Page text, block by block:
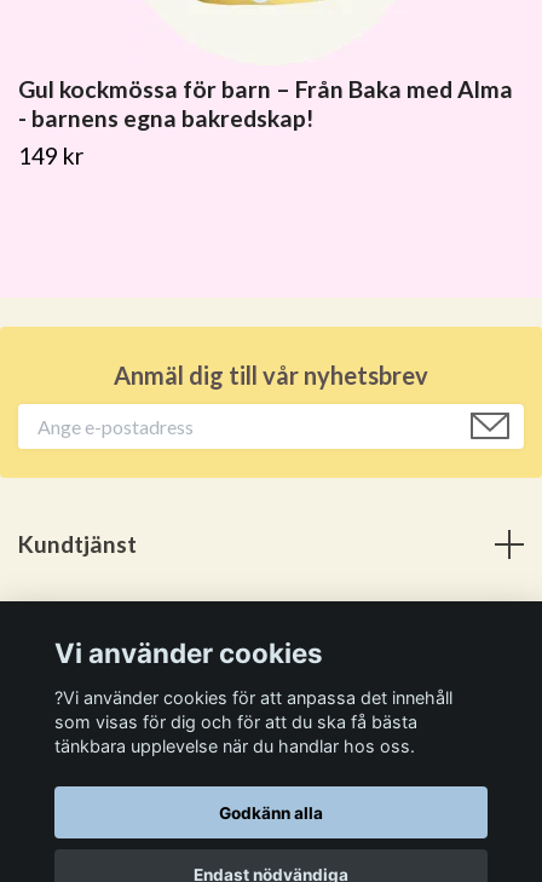
Gul kockmössa för barn – Från Baka med Alma
- barnens egna bakredskap!
149 kr
Anmäl dig till vår nyhetsbrev
Kundtjänst
Sociala medier
© 2026 Kan Själv
Vi använder cookies
?Vi använder cookies för att anpassa det innehåll
som visas för dig och för att du ska få bästa
tänkbara upplevelse när du handlar hos oss.
Godkänn alla
Endast nödvändiga